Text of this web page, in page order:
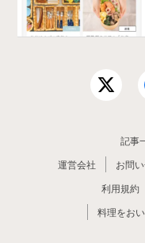
記事
運営会社
お問
利用規約
料理をお